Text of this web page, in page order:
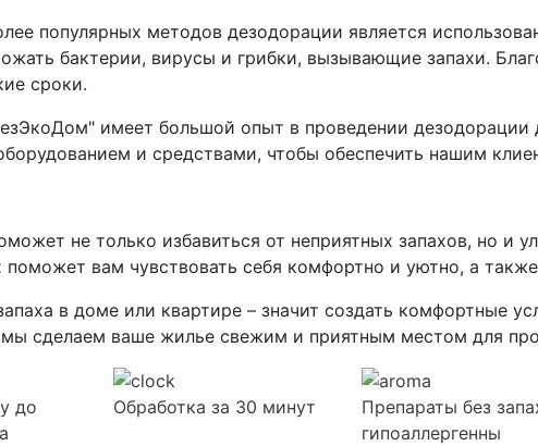
популярных методов дезодорации является
бактерии, вирусы и грибки, вызывающие запахи.
сроки.
имеет большой опыт в проведении
и средствами, чтобы обеспечить нашим
не только избавиться от неприятных запахов, но
поможет вам чувствовать себя комфортно и уютно, а
в доме или квартире – значит создать комфортные
сделаем ваше жилье свежим и приятным местом для
до
Обработка за 30 минут
Препараты без
гипоаллергенны